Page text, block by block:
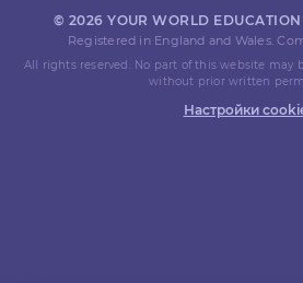
© 2026 YOUR WORLD
Registered in England and Wales.
All rights reserved. No part of this website may
without prior written
Настройки